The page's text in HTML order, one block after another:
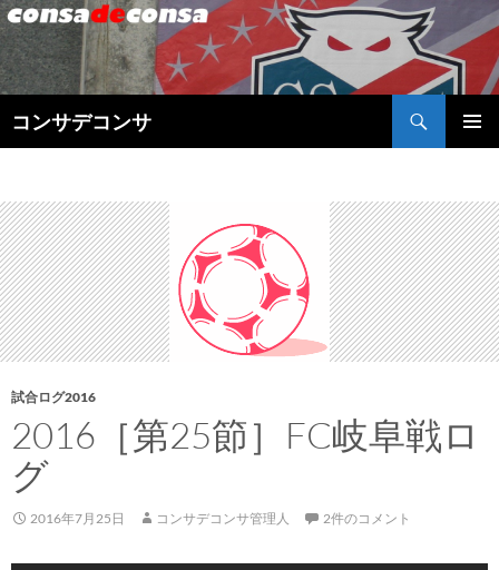
コンサデコンサ
索
ン
ツ
へ
ス
キ
ッ
プ
試合ログ2016
2016［第25節］FC岐阜戦ロ
グ
2016年7月25日 コンサデコンサ管理人 2件のコメント